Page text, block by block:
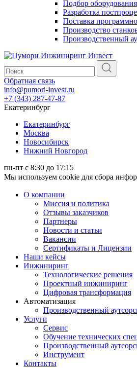
Подбор оборудования
Разработка
Поставка
Производство
Производственный
Обратная связь
info@pumori-invest.ru
+7 (343) 287-47-87
Екатеринбург
Екатеринбург
Москва
Новосибирск
Нижний Новгород
пн-пт с 8:30 до 17:15
Мы используем cookie для сбора
О компании
Миссия и политика
Отзывы заказчиков
Партнеры
Новости и статьи
Вакансии
Сертификаты и Лицензии
Наши кейсы
Инжиниринг
Технологические решения
Проектный инжиниринг
Цифровая трансформация
Автоматизация
Производственный
Услуги
Сервис
Обучение технических
Производственный
Инструмент
Контакты